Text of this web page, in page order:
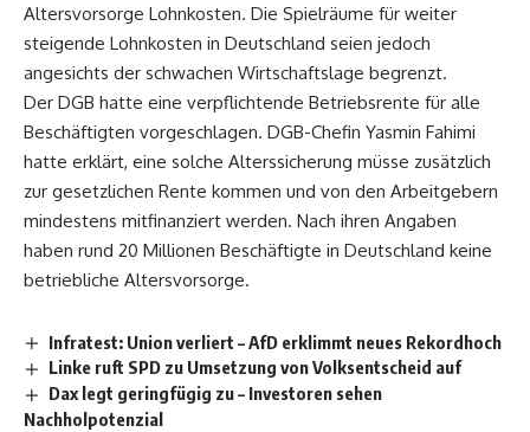
Altersvorsorge Lohnkosten. Die Spielräume für weiter
steigende Lohnkosten in Deutschland seien jedoch
angesichts der schwachen Wirtschaftslage begrenzt.
Der DGB hatte eine verpflichtende Betriebsrente für alle
Beschäftigten vorgeschlagen. DGB-Chefin Yasmin Fahimi
hatte erklärt, eine solche Alterssicherung müsse zusätzlich
zur gesetzlichen Rente kommen und von den Arbeitgebern
mindestens mitfinanziert werden. Nach ihren Angaben
haben rund 20 Millionen Beschäftigte in Deutschland keine
betriebliche Altersvorsorge.
Infratest: Union verliert – AfD erklimmt neues Rekordhoch
Linke ruft SPD zu Umsetzung von Volksentscheid auf
Dax legt geringfügig zu – Investoren sehen
Nachholpotenzial